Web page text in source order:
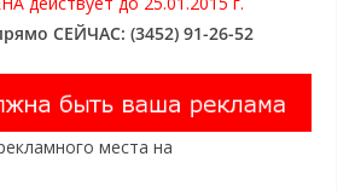
СЕЙЧАС: (3452) 91-26-52
места на